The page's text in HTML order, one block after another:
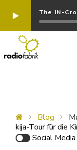
The IN-
Blog
kija-Tour für die
Social Media